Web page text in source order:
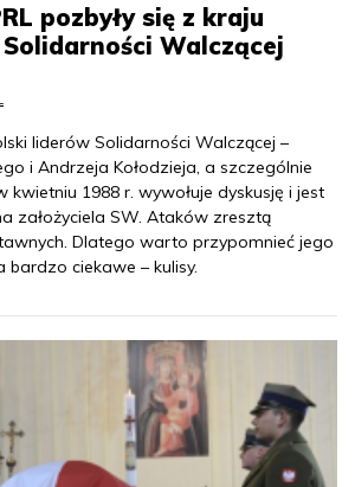
pozbyły się z kraju
Walczącej
liderów Solidarności Walczącej –
i Andrzeja Kołodzieja, a szczególnie
1988 r. wywołuje dyskusję i jest
założyciela SW. Ataków zresztą
Dlatego warto przypomnieć jego
bardzo ciekawe – kulisy.